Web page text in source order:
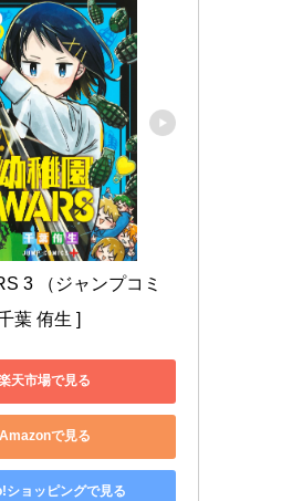
3 （ジャンプコミ
葉 侑生 ]
天市場で見る
Amazonで見る
ショッピングで見る